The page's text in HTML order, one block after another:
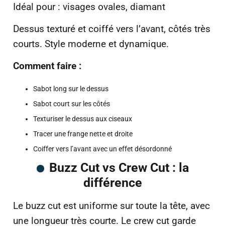
Idéal pour : visages ovales, diamant
Dessus texturé et coiffé vers l’avant, côtés très
courts. Style moderne et dynamique.
Comment faire :
Sabot long sur le dessus
Sabot court sur les côtés
Texturiser le dessus aux ciseaux
Tracer une frange nette et droite
Coiffer vers l’avant avec un effet désordonné
Buzz Cut vs Crew Cut : la
différence
Le buzz cut est uniforme sur toute la tête, avec
une longueur très courte. Le crew cut garde